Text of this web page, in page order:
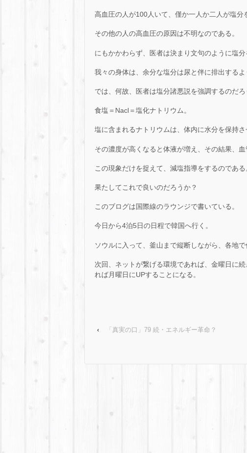
高血圧の人が100人いて、僅か一人か二人が塩分
その他の人の高血圧の原因は不明なのである。
にもかかわらず、医者は決まり文句のように塩分
我々の身体は、余分な塩分は尿と伴に排出するよ
では、何故、医者は塩分諸悪説を強調するのだろ
食塩＝Nacl＝塩化ナトリウム。
塩に含まれるナトリウムは、体内に水分を保持さ
その濃度が高くなると体液が増え、その結果、
この現象だけを捉えて、減塩指導をするのである
果たしてこれで良いのだろうか？
このブログは国際線のラウンジで書いている。
今日から4泊5日の日程で韓国へ行く。
ソウルに入って、釜山まで縦断しながら、各地
次回、ネットが繋げる環境であれば、金曜日に
れば月曜日にUPすることになる。
‹ 「真実の口」79 続・エネルギー革命？